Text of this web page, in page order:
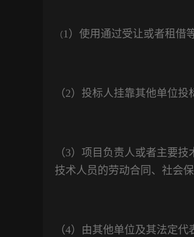
（ 1 ）使用通过受让或者租借
（2）投标人挂靠其他单位投
（3）项目负责人或者主要技
技术人员的劳动合同、社会
（4）由其他单位及其法定代